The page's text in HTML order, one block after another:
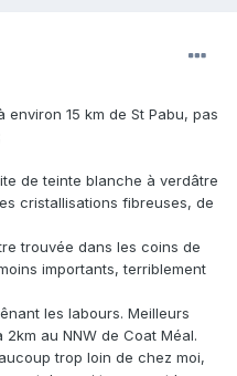
15 km de St Pabu, pas
de teinte blanche à verdâtre
cristallisations fibreuses, de
trouvée dans les coins de
importants, terriblement
les labours. Meilleurs
au NNW de Coat Méal.
trop loin de chez moi,